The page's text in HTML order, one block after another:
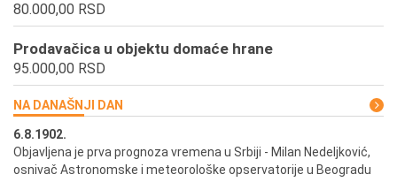
80.000,00 RSD
Prodavačica u objektu domaće hrane
95.000,00 RSD
NA DANAŠNJI DAN
6.8.1902.
Objavljena je prva prognoza vremena u Srbiji - Milan Nedeljković,
osnivač Astronomske i meteorološke opservatorije u Beogradu